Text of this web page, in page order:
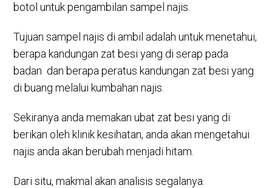
botol untuk pengambilan sampel najis.
Tujuan sampel najis di ambil adalah untuk menetahui,
berapa kandungan zat besi yang di serap pada
badan dan berapa peratus kandungan zat besi yang
di buang melalui kumbahan najis.
Sekiranya anda memakan ubat zat besi yang di
berikan oleh klinik kesihatan, anda akan mengetahui
najis anda akan berubah menjadi hitam.
Dari situ, makmal akan analisis segalanya.